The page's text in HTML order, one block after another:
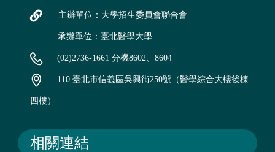
主辦單位：大學招生委員會聯合會
承辦單位：臺北醫學大學
(02)2736-1661 分機8602、8604
110 臺北市信義區吳興街250號（醫學綜合大樓後棟
四樓）
相關連結